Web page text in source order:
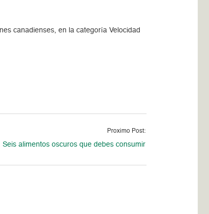
canadienses, en la categoría Velocidad
Proximo Post:
Seis alimentos oscuros que debes consumir